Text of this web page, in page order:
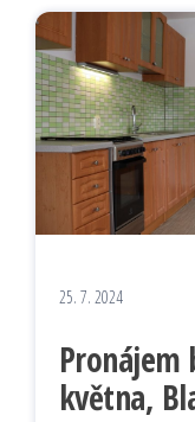
25. 7. 2024
Pronájem
května,